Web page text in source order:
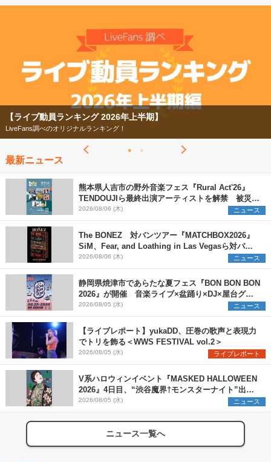
2026
【フェス特集2026】
今年もフェスの季節がやってきた！
最新ニュース
熊本県人吉市の野外音楽フェス『Rural Act'26』
TENDOUJIら最終出演アーティストを解禁 被災地
支援プロジェクトの始動も発表
2026/08/06 (木) ニュース
The BONEZ 対バンツアー『MATCHBOX2026』
SiM、Fear, and Loathing in Las Vegasら対バン
アーティストを一斉解禁
2026/08/06 (木) ニュース
静岡県焼津市であらたな夏フェス『BON BON BON
2026』が開催 音楽ライブ×盆踊り×DJ×屋台グル
メ×ランタンナイトで彩る2日間
2026/08/05 (水) ニュース
【ライブレポート】yukaDD、圧巻の歌声と表現力
でトリを飾る＜WWS FESTIVAL vol.2＞
2026/08/05 (水) ライブレポート
V系ハロウィンイベント『MASKED HALLOWEEN
2026』4日目、“渋谷魔界†モンスターナイト”出演6
組を発表
2026/08/05 (水) ニュース
ニュース一覧へ